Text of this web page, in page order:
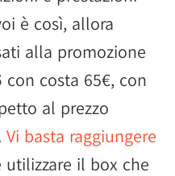
è così, allora
alla promozione
con costa 65€, con
al prezzo
Vi basta raggiungere
utilizzare il box che